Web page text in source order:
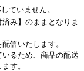
ていません。
み】のままとなりま
信いたします。
るため、商品の配送
す。